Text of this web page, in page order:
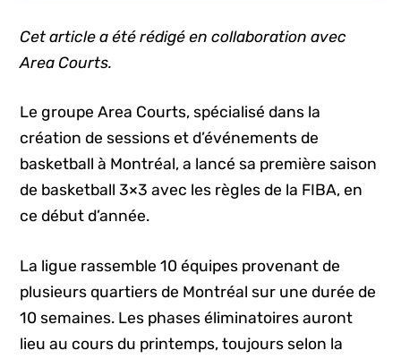
Cet article a été rédigé en collaboration avec
Area Courts.
Le groupe Area Courts, spécialisé dans la
création de sessions et d’événements de
basketball à Montréal, a lancé sa première saison
de basketball 3×3 avec les règles de la FIBA, en
ce début d’année.
La ligue rassemble 10 équipes provenant de
plusieurs quartiers de Montréal sur une durée de
10 semaines. Les phases éliminatoires auront
lieu au cours du printemps, toujours selon la